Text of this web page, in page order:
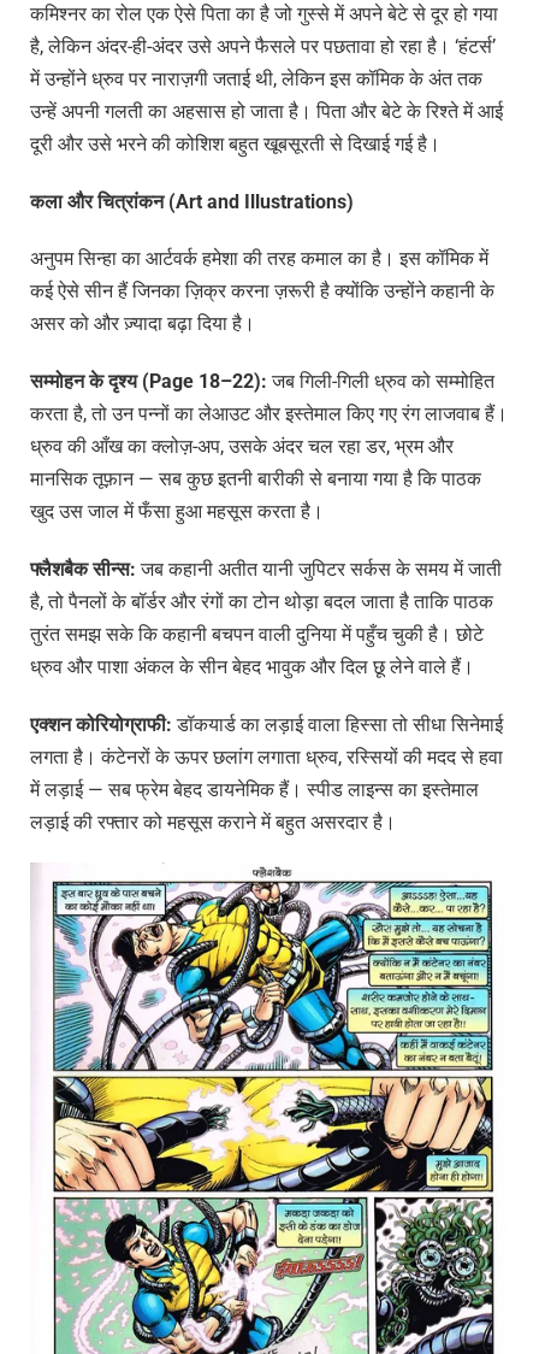
कमिश्नर का रोल एक ऐसे पिता का है जो गुस्से में अपने बेटे से दूर हो गया
है, लेकिन अंदर-ही-अंदर उसे अपने फैसले पर पछतावा हो रहा है। ‘हंटर्स’
में उन्होंने ध्रुव पर नाराज़गी जताई थी, लेकिन इस कॉमिक के अंत तक
उन्हें अपनी गलती का अहसास हो जाता है। पिता और बेटे के रिश्ते में आई
दूरी और उसे भरने की कोशिश बहुत खूबसूरती से दिखाई गई है।
कला और चित्रांकन (Art and Illustrations)
अनुपम सिन्हा का आर्टवर्क हमेशा की तरह कमाल का है। इस कॉमिक में
कई ऐसे सीन हैं जिनका ज़िक्र करना ज़रूरी है क्योंकि उन्होंने कहानी के
असर को और ज़्यादा बढ़ा दिया है।
सम्मोहन के दृश्य (Page 18–22):जब गिली-गिली ध्रुव को सम्मोहित
करता है, तो उन पन्नों का लेआउट और इस्तेमाल किए गए रंग लाजवाब हैं।
ध्रुव की आँख का क्लोज़-अप, उसके अंदर चल रहा डर, भ्रम और
मानसिक तूफ़ान — सब कुछ इतनी बारीकी से बनाया गया है कि पाठक
खुद उस जाल में फँसा हुआ महसूस करता है।
फ्लैशबैक सीन्स:जब कहानी अतीत यानी जुपिटर सर्कस के समय में जाती
है, तो पैनलों के बॉर्डर और रंगों का टोन थोड़ा बदल जाता है ताकि पाठक
तुरंत समझ सके कि कहानी बचपन वाली दुनिया में पहुँच चुकी है। छोटे
ध्रुव और पाशा अंकल के सीन बेहद भावुक और दिल छू लेने वाले हैं।
एक्शन कोरियोग्राफी:डॉकयार्ड का लड़ाई वाला हिस्सा तो सीधा सिनेमाई
लगता है। कंटेनरों के ऊपर छलांग लगाता ध्रुव, रस्सियों की मदद से हवा
में लड़ाई — सब फ्रेम बेहद डायनेमिक हैं। स्पीड लाइन्स का इस्तेमाल
लड़ाई की रफ्तार को महसूस कराने में बहुत असरदार है।